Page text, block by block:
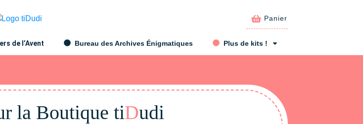
Panier
de l’Avent Bureau des Archives Énigmatiques Plus de kits !
la Boutique tiDudi